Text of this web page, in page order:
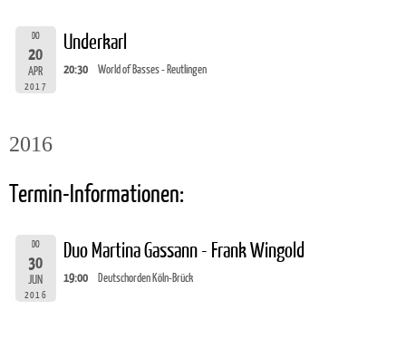
DO
20
APR
2017
Underkarl
20:30 World of Basses - Reutlingen
2016
Termin-Informationen:
DO
30
JUN
2016
Duo Martina Gassann - Frank Wingold
19:00 Deutschorden Köln-Brück